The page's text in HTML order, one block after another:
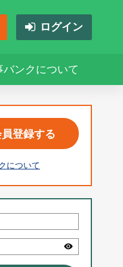
ログイン
バンクについて
登録する
について